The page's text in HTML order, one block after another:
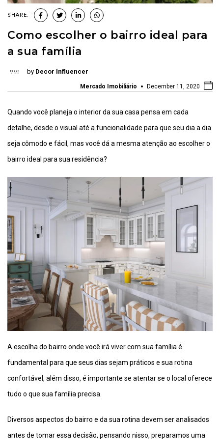
SHARE:
Como escolher o bairro ideal para
a sua família
by Decor Influencer
Mercado Imobiliário December 11, 2020
Quando você planeja o interior da sua casa pensa em cada
detalhe, desde o visual até a funcionalidade para que seu dia a dia
seja cômodo e fácil, mas você dá a mesma atenção ao escolher o
bairro ideal para sua residência?
A escolha do bairro onde você irá viver com sua família é
fundamental para que seus dias sejam práticos e sua rotina
confortável, além disso, é importante se atentar se o local oferece
tudo o que sua família precisa.
Diversos aspectos do bairro e da sua rotina devem ser analisados
antes de tomar essa decisão, pensando nisso, preparamos uma